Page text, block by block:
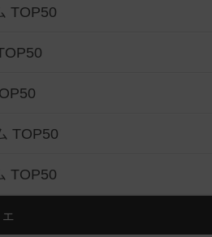
TOP50
TOP50
TOP50